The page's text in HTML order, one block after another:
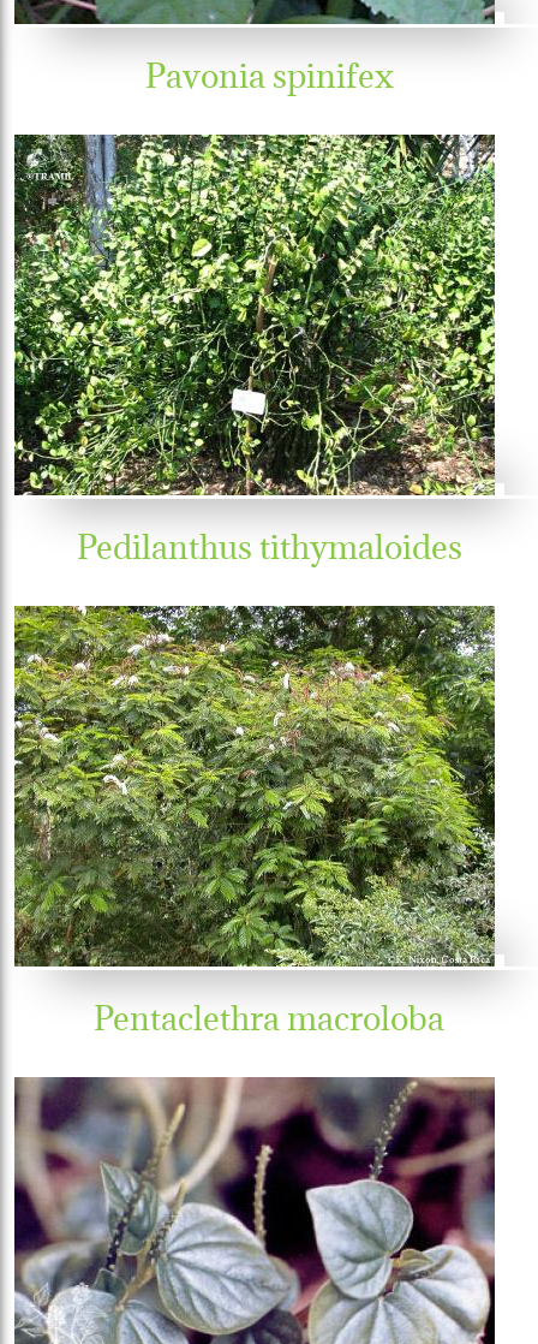
Pavonia spinifex
Pedilanthus tithymaloides
Pentaclethra macroloba